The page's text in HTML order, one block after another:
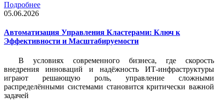
Подробнее
05.06.2026
Автоматизация Управления Кластерами: Ключ к
Эффективности и Масштабируемости
В условиях современного бизнеса, где скорость
внедрения инноваций и надёжность ИТ-инфраструктуры
играют решающую роль, управление сложными
распределёнными системами становится критически важной
задачей